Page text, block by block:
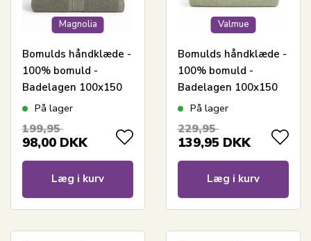
Magnolia
Bomulds håndklæde -
100% bomuld -
Badelagen 100x150
cm - Magnolia -
På lager
199,95
98,00 DKK
Læg i kurv
Valmue
Bomulds håndklæde -
100% bomuld -
Badelagen 100x150
cm - Valmue -
På lager
229,95
139,95 DKK
Læg i kurv